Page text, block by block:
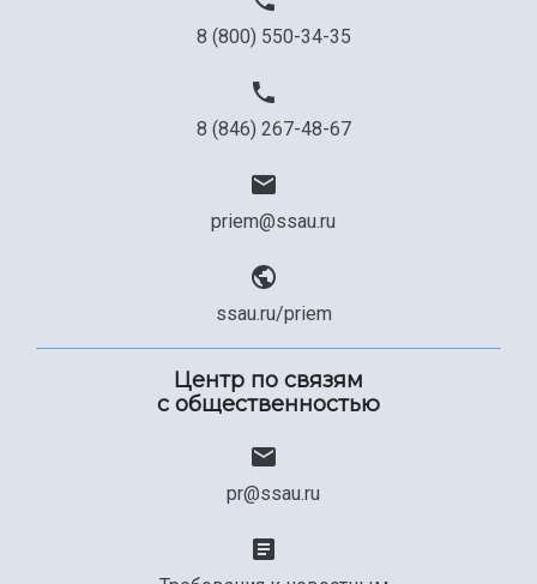
8 (800) 550-34-35
8 (846) 267-48-67
priem@ssau.ru
ssau.ru/priem
Центр по связям
с общественностью
pr@ssau.ru